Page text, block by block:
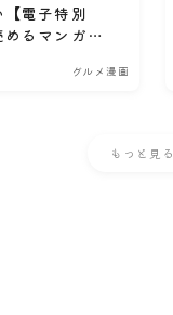
【電子特別
るマンガサ
グルメ漫画
もっと見る